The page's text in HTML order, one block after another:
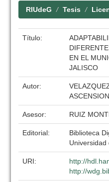
RIUdeG Tesis
Título:
EN EL
JALISCO
Autor:
ASCENSION
Asesor: RUIZ
Editorial:
Biblioteca
Universidad
URI:
http://
http://